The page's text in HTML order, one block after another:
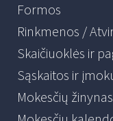
Formos
Rinkmenos /
Skaičiuoklės ir
Sąskaitos ir
Mokesčių žinynas